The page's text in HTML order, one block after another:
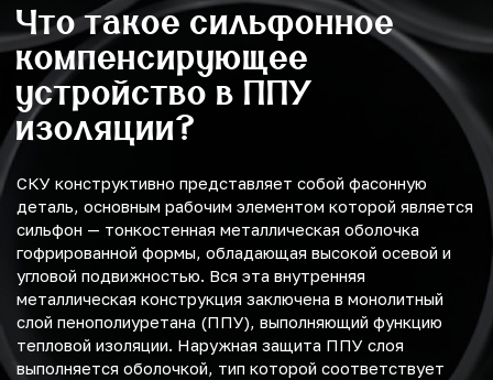
Что такое сильфонное
компенсирующее
устройство в ППУ
изоляции?
СКУ конструктивно представляет собой фасонную
деталь, основным рабочим элементом которой является
сильфон — тонкостенная металлическая оболочка
гофрированной формы, обладающая высокой осевой и
угловой подвижностью. Вся эта внутренняя
металлическая конструкция заключена в монолитный
слой пенополиуретана (ППУ), выполняющий функцию
тепловой изоляции. Наружная защита ППУ слоя
выполняется оболочкой, тип которой соответствует